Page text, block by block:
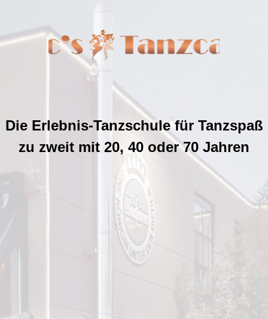
Die Erlebnis-Tanzschule für Tanzspaß
zu zweit mit 20, 40 oder 70 Jahren